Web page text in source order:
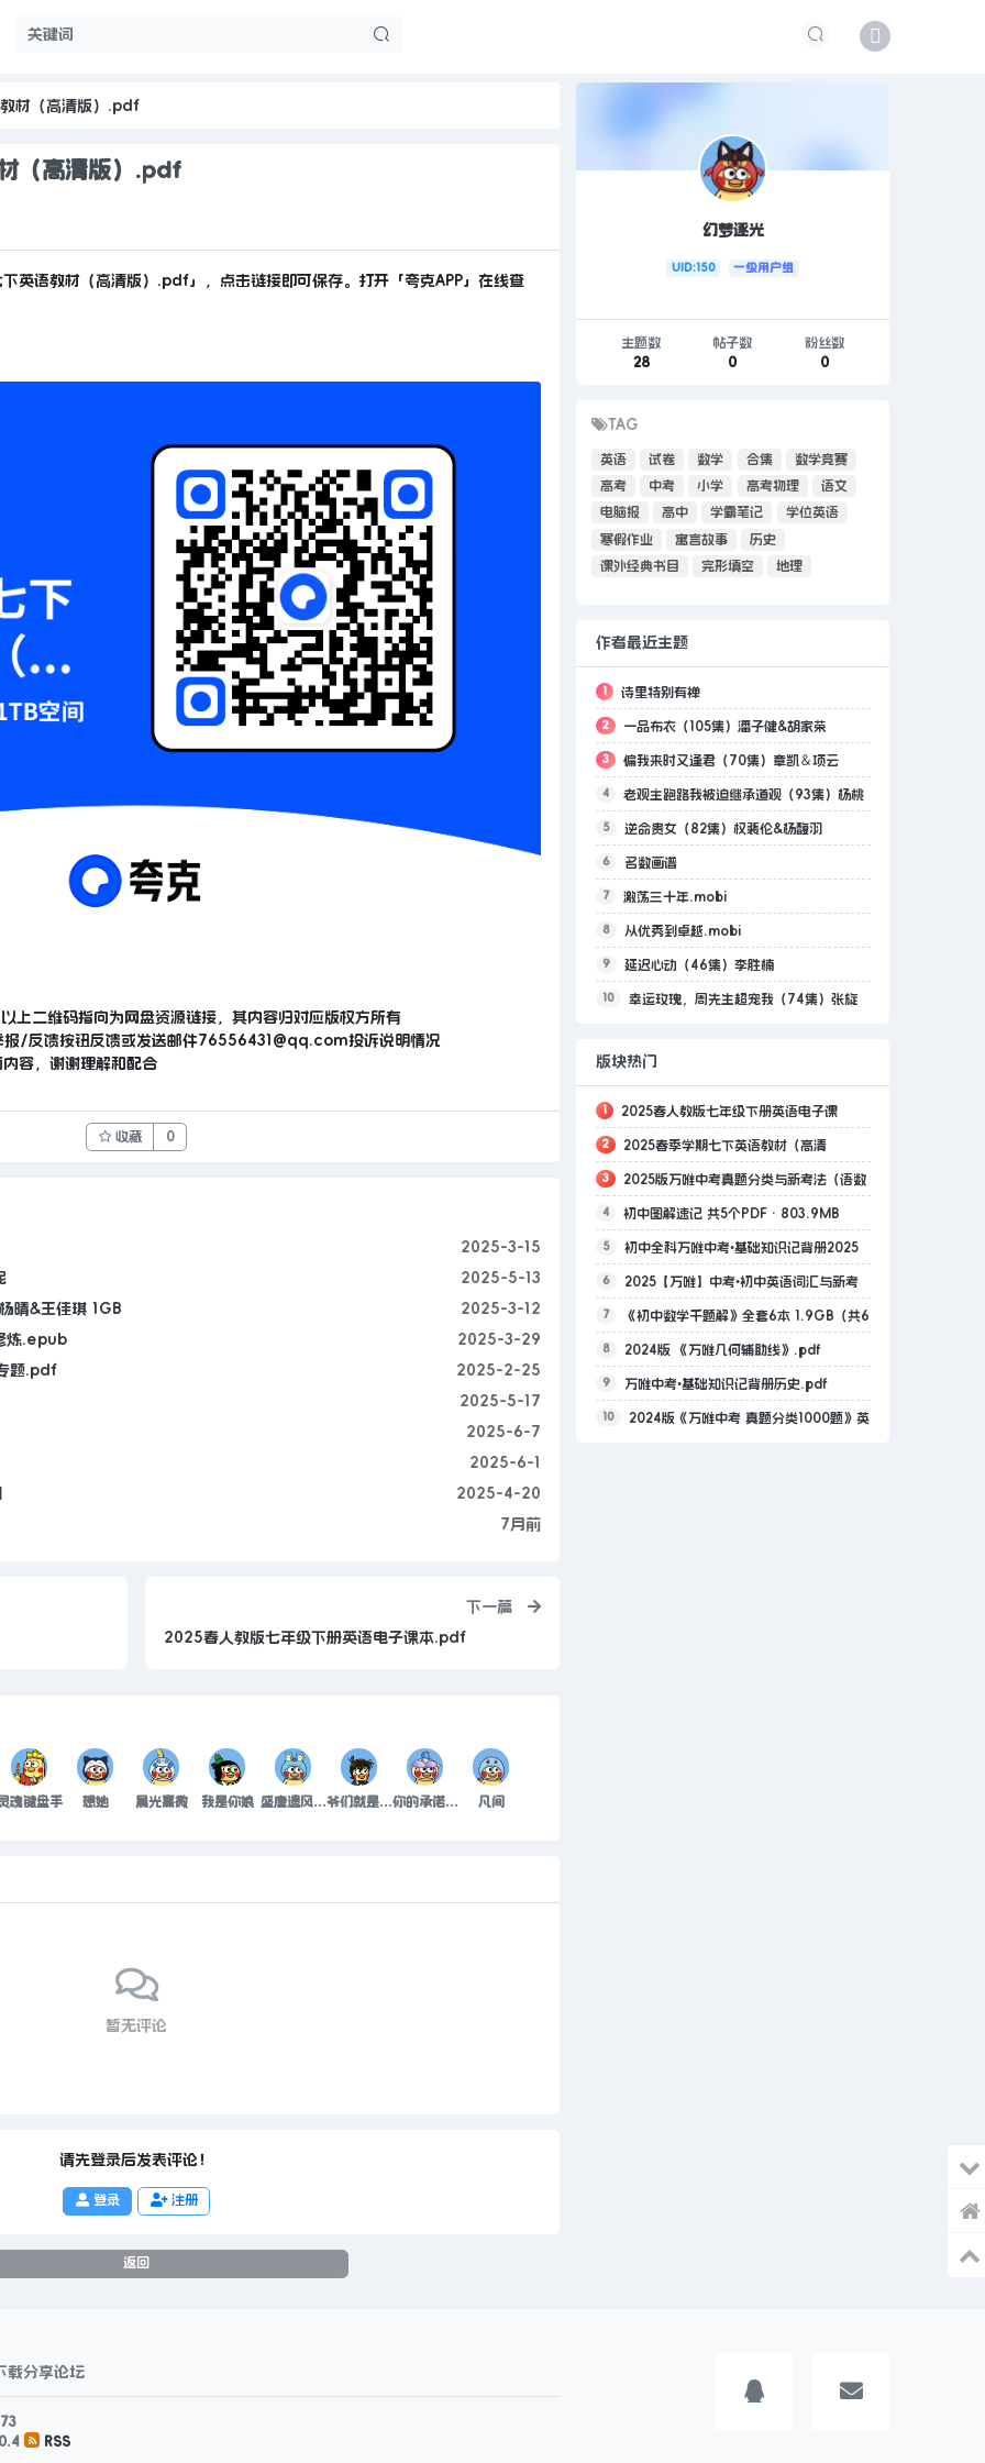
材（高清版）.pdf
（高清版）.pdf
英语教材（高清版）.pdf」，点击链接即可保存。打开「夸克APP」在线查
上二维码指向为网盘资源链接，其内容归对应版权方所有
/反馈按钮反馈或发送邮件76556431@qq.com投诉说明情况
容，谢谢理解和配合
收藏 0
2025-3-15
2025-5-13
晴&王佳琪 1GB
2025-3-12
炼.epub
2025-3-29
题.pdf
2025-2-25
2025-5-17
2025-6-7
2025-6-1
2025-4-20
7月前
下一篇
2025春人教版七年级下册英语电子课本.pdf
魂键盘手 想她 晨光熹微 我是你娘 盛唐遗风断空梦 爷们就是有情 你的承诺卑微了谁 凡间
暂无评论
请先登录后发表评论！
登录 注册
返回
幻梦逐光
UID:150 一级用户组
主题数
28
帖子数
0
粉丝数
0
TAG
英语 试卷 数学 合集 数学竞赛
高考 中考 小学 高考物理 语文
电脑报 高中 学霸笔记 学位英语
寒假作业 寓言故事 历史
课外经典书目 完形填空 地理
作者最近主题
1 诗里特别有禅
2 一品布衣（105集）潘子健&胡家荣
1.9GB
3 偏我来时又逢君（70集）章凯＆项云
4 老观主跑路我被迫继承道观（93集）杨桃
&韩一波
5 逆命贵女（82集）权裴伦&杨馥羽
6 名数画谱
7 激荡三十年.mobi
8 从优秀到卓越.mobi
9 延迟心动（46集）李胜楠
10 幸运玫瑰，周先生超宠我（74集）张旋
版块热门
1 2025春人教版七年级下册英语电子课
本.pdf
2 2025春季学期七下英语教材（高清
版）.pdf
3 2025版万唯中考真题分类与新考法（语数
英物化历道）2.4GB（共28个项目）无水印版
推荐
4 初中图解速记 共5个PDF · 803.9MB
5 初中全科万唯中考•基础知识记背册2025
版 153.1MB（共9个PDF）
6 2025【万唯】中考•初中英语词汇与新考
法295.7MB（共2个PDF）
7 《初中数学千题解》全套6本 1.9GB（共6
个项目）清晰版可以打印的
8 2024版 《万唯几何辅助线》.pdf
9 万唯中考•基础知识记背册历史.pdf
10 2024版《万唯中考 真题分类1000题》英
载分享论坛
73
RSS